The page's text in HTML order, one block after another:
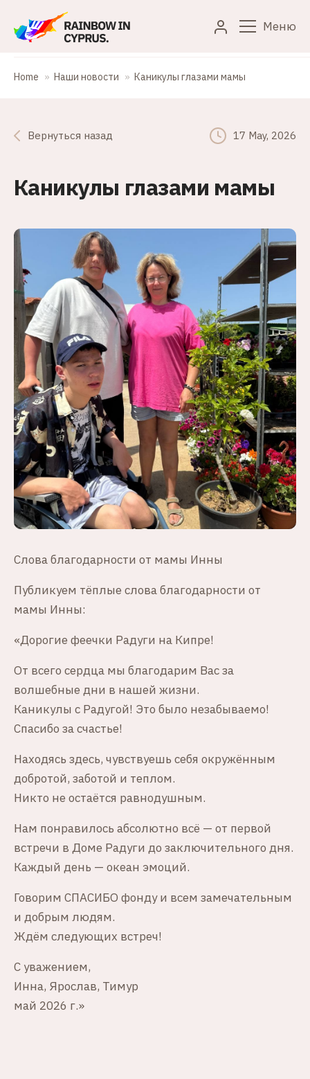
Меню
Home Наши новости Каникулы глазами мамы
Вернуться назад 17 May, 2026
Каникулы глазами мамы
Слова благодарности от мамы Инны
Публикуем тёплые слова благодарности от
мамы Инны:
«Дорогие феечки Радуги на Кипре!
От всего сердца мы благодарим Вас за
волшебные дни в нашей жизни.
Каникулы с Радугой! Это было незабываемо!
Спасибо за счастье!
Находясь здесь, чувствуешь себя окружённым
добротой, заботой и теплом.
Никто не остаётся равнодушным.
Нам понравилось абсолютно всё — от первой
встречи в Доме Радуги до заключительного дня.
Каждый день — океан эмоций.
Говорим СПАСИБО фонду и всем замечательным
и добрым людям.
Ждём следующих встреч!
С уважением,
Инна, Ярослав, Тимур
май 2026 г.»